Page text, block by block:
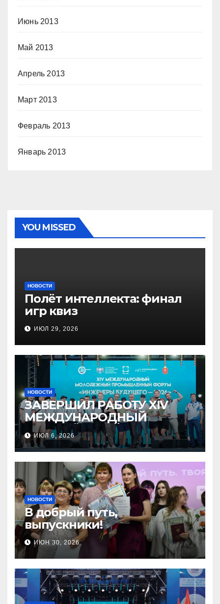
Июнь 2013
Май 2013
Апрель 2013
Март 2013
Февраль 2013
Январь 2013
YOU MISSED
НОВОСТИ
Полёт интеллекта: финал
игр квиз
ИЮЛ 29, 2026
НОВОСТИ
ЗАВЕРШИЛ РАБОТУ XIV
МЕЖДУНАРОДНЫЙ
МОЛОДЁЖНЫЙ
ПРОМЫШЛЕННЫЙ ФОРУМ
«ИНЖЕНЕРЫ БУДУЩЕГО –
2026»
ИЮЛ 6, 2026
НОВОСТИ
В добрый путь,
выпускники!
ИЮН 30, 2026